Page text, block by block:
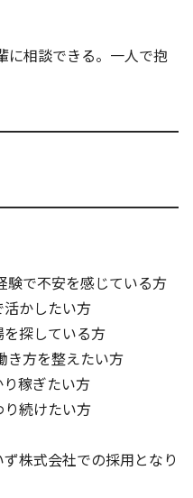
相談できる。一人で抱
験で不安を感じている方
かしたい方
探している方
き方を整えたい方
稼ぎたい方
続けたい方
株式会社での採用となり